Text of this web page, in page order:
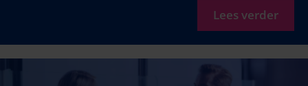
Lees verder